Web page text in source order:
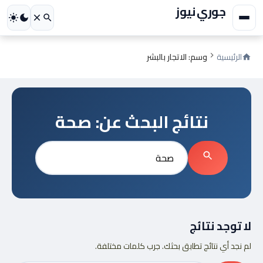
جوري نيوز
الرئيسية وسم: الاتجار بالبشر
نتائج البحث عن:صحة
بحث
عن:
بحث
لا توجد نتائج
لم نجد أي نتائج تطابق بحثك. جرب كلمات مختلفة.